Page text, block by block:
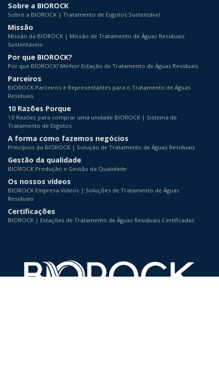
Sobre a BIOROCK
Sobre a BIOROCK | Tratamento de Esgotos Sustentável
Missão
Missão da BIOROCK | Missão de Tratamento de Águas Residuais
Sustentáveis
Por que BIOROCK?
Por que BIOROCK? Melhor Estação de Tratamento de Águas Residuais
Parceiros
BIOROCK Parceiros e Representantes para o Tratamento de Águas
Residuais
10 Razões Porque
10 Razões para comprar uma unidade BIOROCK | Sistema de
Tratamento de Esgotos
A forma como fazemos negócios
Princípios da BIOROCK | Solução de Tratamento de Águas Residuais
Gestão da qualidade
BIOROCK Produção e Gestão da Qualidade
Os nossos vídeos
BIOROCK Empresa Videos | Soluções de Tratamento de Águas
Residuais
Certificações
BIOROCK | Estações de Tratamento de Águas Residuais Certificadas